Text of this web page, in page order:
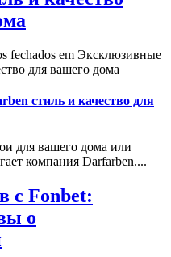
fechados em Эксклюзивные
для вашего дома
стиль и качество для
для вашего дома или
компания Darfarben....
с Fonbet:
о